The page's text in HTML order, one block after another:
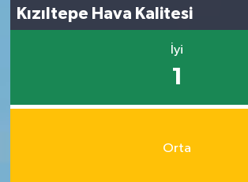
Kızıltepe Hava Kalitesi
İyi
1
Orta